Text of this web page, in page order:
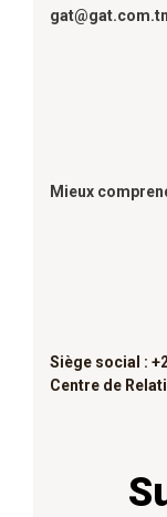
gat@gat.com.tn
Mieux
Siège social :
Centre de